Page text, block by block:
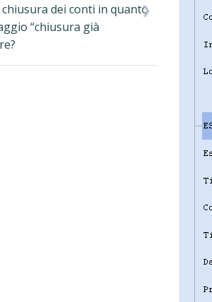
dei conti in quanto
“chiusura già